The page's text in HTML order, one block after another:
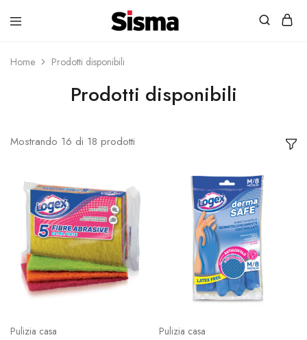
Shop
Home Prodotti disponibili
Prodotti disponibili
Mostrando 16 di 18 prodotti
Pulizia casa Pulizia casa